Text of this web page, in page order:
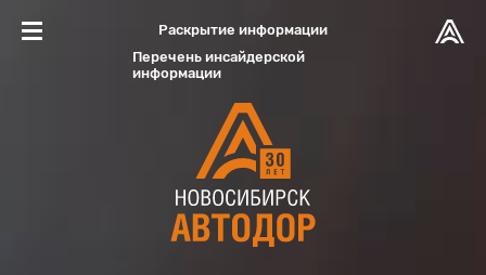
Раскрытие информации
Перечень инсайдерской
информации